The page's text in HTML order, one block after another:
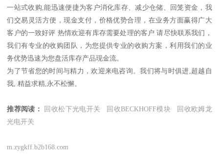
一站式收购,能迅速便捷为客户消化库存、减少仓储、回笼资金，我
们交易灵活方便，现金支付，价格优势合理，在业务方面赢得广大
客户的一致好评 热情欢迎有库存需要处理的客户 请尽快联系我们，
我们有专业的收购团队，为您提供专业的收购方案，利用我们的业
务优势迅速为您盘活库存产品现金流。
为了节省您的时间与精力，欢迎来电咨询。我们将与时俱进,超越自
我, 精益求精,永不松懈。
推荐阅读： 回收松下光电开关 回收BECKHOFF模块
回收欧姆龙
光电开关
m.zygkff.b2b168.com